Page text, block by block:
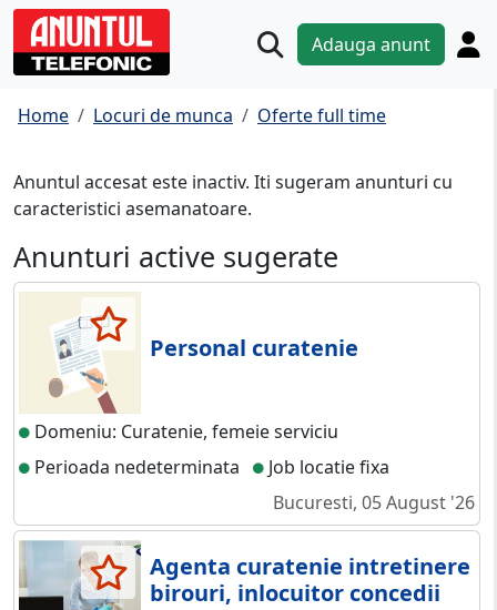
Adauga anunt
Home Locuri de munca Oferte full time
Anuntul accesat este inactiv. Iti sugeram anunturi cu
caracteristici asemanatoare.
Anunturi active sugerate
Personal curatenie
Domeniu: Curatenie, femeie serviciu
Perioada nedeterminata
Job locatie fixa
Bucuresti, 05 August '26
Agenta curatenie intretinere
birouri, inlocuitor concedii